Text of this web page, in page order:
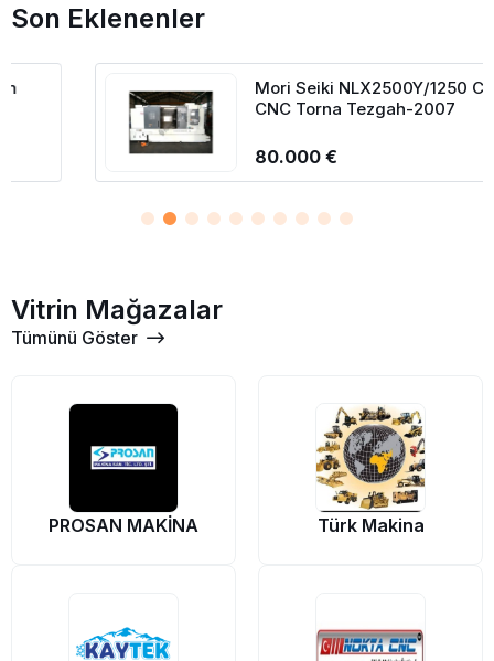
Son Eklenenler
Mori Seiki NLX2500Y/1250 C-Y Eksen
CNC Torna Tezgah-2007
80.000 €
Vitrin Mağazalar
Tümünü Göster
PROSAN MAKİNA Türk Makina